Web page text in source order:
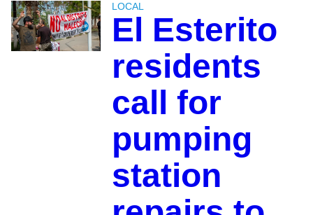
LOCAL
El Esterito
residents
call for
pumping
station